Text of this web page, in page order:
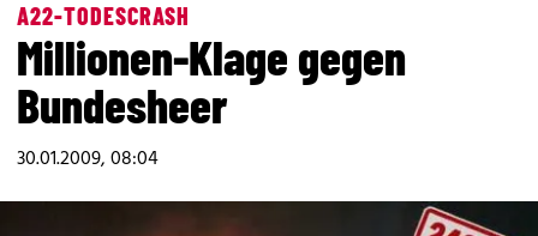
A22-TODESCRASH
Millionen-Klage gegen
Bundesheer
30.01.2009, 08:04